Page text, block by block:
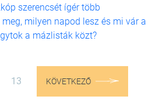
szerencsét ígér több
milyen napod lesz és mi vár a
a mázlisták közt?
13 KÖVETKEZŐ